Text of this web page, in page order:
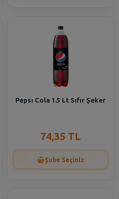
Pepsı Cola 1.5 Lt Sıfır Şeker
74,35 TL
Şube Seçiniz